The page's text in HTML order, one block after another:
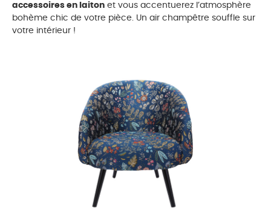
accessoires en laiton et vous accentuerez l’atmosphère
bohème chic de votre pièce. Un air champêtre souffle sur
votre intérieur !